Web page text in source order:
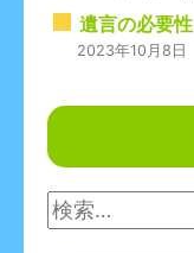
遺言の必要性
2023年10月8日
検
索: